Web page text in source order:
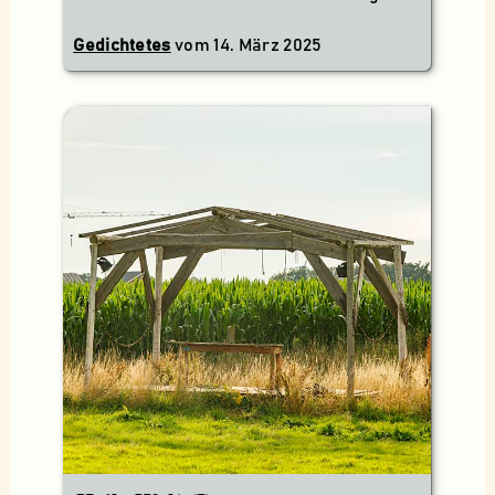
Gedichtetes vom14. März 2025